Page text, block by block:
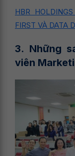
HBR
FIRST VÀ DATA
3. Những
viên